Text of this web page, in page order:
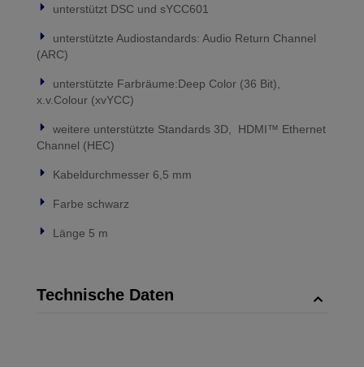
unterstützt DSC und sYCC601
unterstützte Audiostandards: Audio Return Channel
(ARC)
unterstützte Farbräume:Deep Color (36 Bit),
x.v.Colour (xvYCC)
weitere unterstützte Standards 3D, HDMI™ Ethernet
Channel (HEC)
Kabeldurchmesser 6,5 mm
Farbe schwarz
Länge 5 m
Technische Daten